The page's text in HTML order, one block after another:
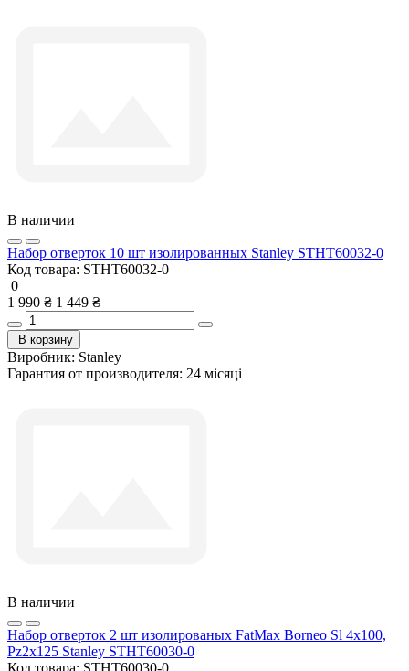
В наличии
Набор отверток 10 шт изолированных Stanley STHT60032-0
Код товара: STHT60032-0
0
1 990 ₴ 1 449 ₴
В корзину
Виробник: Stanley
Гарантия от производителя: 24 місяці
В наличии
Набор отверток 2 шт изолированых FatMax Borneo Sl 4x100,
Pz2x125 Stanley STHT60030-0
Код товара: STHT60030-0